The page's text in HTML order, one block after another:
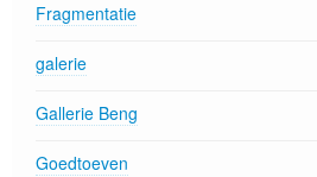
Fragmentatie
galerie
Gallerie Beng
Goedtoeven